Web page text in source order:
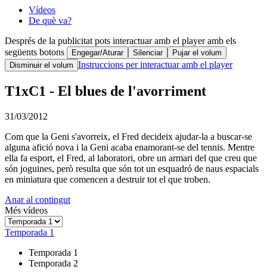
Vídeos
De què va?
Després de la publicitat pots interactuar amb el player amb els
següents botons
Engegar/Aturar Silenciar
Pujar el volum
Disminuir el volum Instruccions per interactuar amb el player
T1xC1 - El blues de l'avorriment
31/03/2012
Com que la Geni s'avorreix, el Fred decideix ajudar-la a buscar-se
alguna afició nova i la Geni acaba enamorant-se del tennis. Mentre
ella fa esport, el Fred, al laboratori, obre un armari del que creu que
són joguines, però resulta que són tot un esquadró de naus espacials
en miniatura que comencen a destruir tot el que troben.
Anar al contingut
Més vídeos
Temporada 1
Temporada 1
Temporada 2